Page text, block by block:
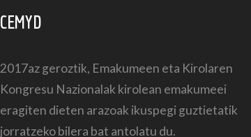
CEMYD
2017az geroztik, Emakumeen eta Kirolaren
Kongresu Nazionalak kirolean emakumeei
eragiten dieten arazoak ikuspegi guztietatik
jorratzeko bilera bat antolatu du.